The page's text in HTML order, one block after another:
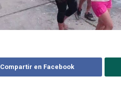
Compartir en Facebook